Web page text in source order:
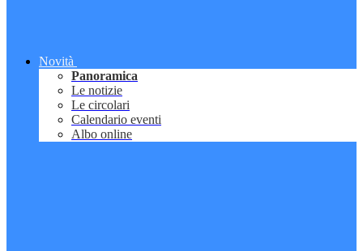
Novità
Panoramica
Le notizie
Le circolari
Calendario eventi
Albo online